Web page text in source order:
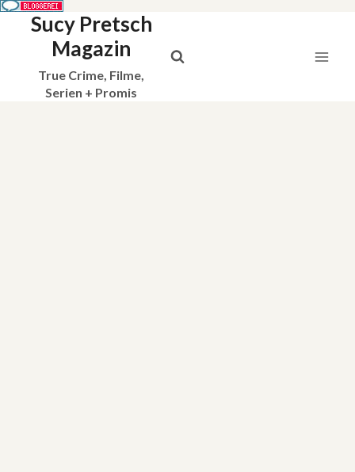
Sucy Pretsch
Magazin
True Crime, Filme,
Serien + Promis